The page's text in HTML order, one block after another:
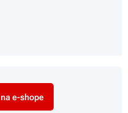
e-shope